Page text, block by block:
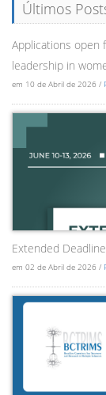
Últimos
Applications open
leadership in
em 10 de Abril de 2026 /
Extended Deadline
em 02 de Abril de 2026 /